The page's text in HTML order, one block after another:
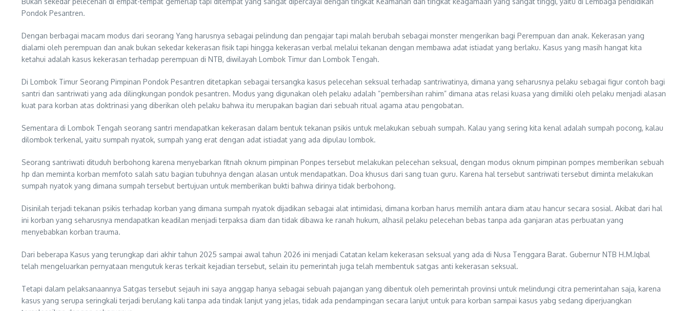
Pondok Pesantren.
Dengan berbagai macam modus dari seorang Yang harusnya sebagai pelindung dan pengajar tapi malah berubah sebagai monster mengerikan bagi Perempuan dan anak. Kekerasan yang
dialami oleh perempuan dan anak bukan sekedar kekerasan fisik tapi hingga kekerasan verbal melalui tekanan dengan membawa adat istiadat yang berlaku. Kasus yang masih hangat kita
ketahui adalah kasus kekerasan terhadap perempuan di NTB, diwilayah Lombok Timur dan Lombok Tengah.
Di Lombok Timur Seorang Pimpinan Pondok Pesantren ditetapkan sebagai tersangka kasus pelecehan seksual terhadap santriwatinya, dimana yang seharusnya pelaku sebagai figur contoh bagi
santri dan santriwati yang ada dilingkungan pondok pesantren. Modus yang digunakan oleh pelaku adalah “pembersihan rahim” dimana atas relasi kuasa yang dimiliki oleh pelaku menjadi alasan
kuat para korban atas doktrinasi yang diberikan oleh pelaku bahwa itu merupakan bagian dari sebuah ritual agama atau pengobatan.
Sementara di Lombok Tengah seorang santri mendapatkan kekerasan dalam bentuk tekanan psikis untuk melakukan sebuah sumpah. Kalau yang sering kita kenal adalah sumpah pocong, kalau
dilombok terkenal, yaitu sumpah nyatok, sumpah yang erat dengan adat istiadat yang ada dipulau lombok.
Seorang santriwati dituduh berbohong karena menyebarkan fitnah oknum pimpinan Ponpes tersebut melakukan pelecehan seksual, dengan modus oknum pimpinan pompes memberikan sebuah
hp dan meminta korban memfoto salah satu bagian tubuhnya dengan alasan untuk mendapatkan. Doa khusus dari sang tuan guru. Karena hal tersebut santriwati tersebut diminta melakukan
sumpah nyatok yang dimana sumpah tersebut bertujuan untuk memberikan bukti bahwa dirinya tidak berbohong.
Disinilah terjadi tekanan psikis terhadap korban yang dimana sumpah nyatok dijadikan sebagai alat intimidasi, dimana korban harus memilih antara diam atau hancur secara sosial. Akibat dari hal
ini korban yang seharusnya mendapatkan keadilan menjadi terpaksa diam dan tidak dibawa ke ranah hukum, alhasil pelaku pelecehan bebas tanpa ada ganjaran atas perbuatan yang
menyebabkan korban trauma.
Dari beberapa Kasus yang terungkap dari akhir tahun 2025 sampai awal tahun 2026 ini menjadi Catatan kelam kekerasan seksual yang ada di Nusa Tenggara Barat. Gubernur NTB H.M.Iqbal
telah mengeluarkan pernyataan mengutuk keras terkait kejadian tersebut, selain itu pemerintah juga telah membentuk satgas anti kekerasan seksual.
Tetapi dalam pelaksanaannya Satgas tersebut sejauh ini saya anggap hanya sebagai sebuah pajangan yang dibentuk oleh pemerintah provinsi untuk melindungi citra pemerintahan saja, karena
kasus yang serupa seringkali terjadi berulang kali tanpa ada tindak lanjut yang jelas, tidak ada pendampingan secara lanjut untuk para korban sampai kasus yabg sedang diperjuangkan